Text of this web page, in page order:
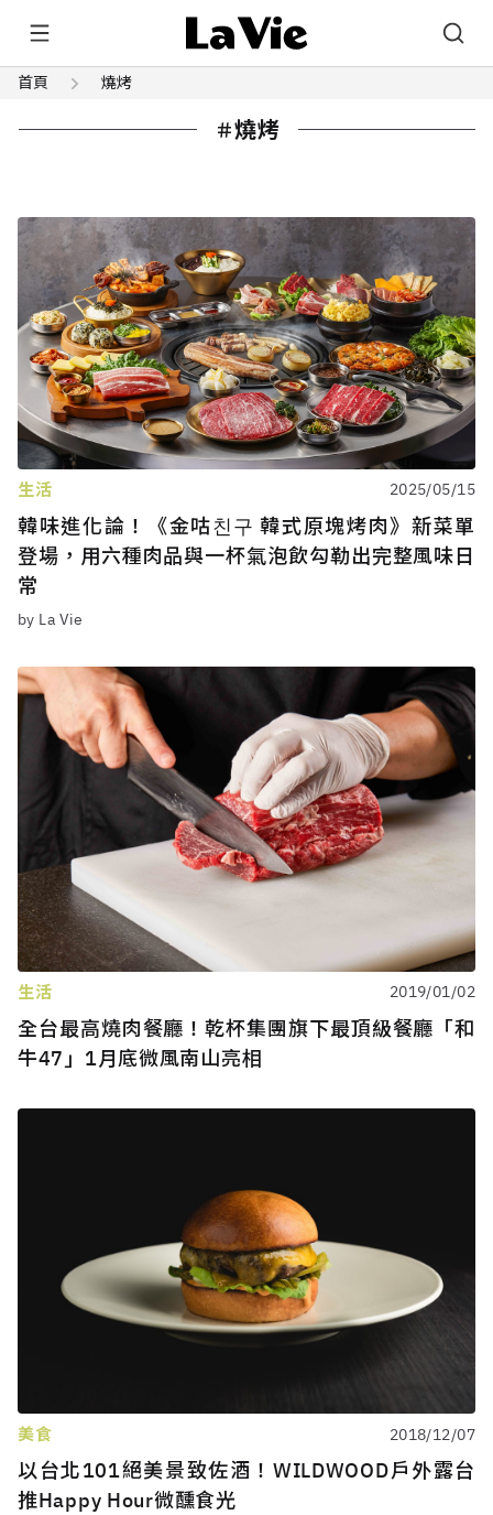
首頁 燒烤
燒烤
生活 2025/05/15
韓味進化論！《金咕친구 韓式原塊烤肉》新菜單
登場，用六種肉品與一杯氣泡飲勾勒出完整風味日
常
by La Vie
生活 2019/01/02
全台最高燒肉餐廳！乾杯集團旗下最頂級餐廳「和
牛47」1月底微風南山亮相
美食 2018/12/07
以台北101絕美景致佐酒！WILDWOOD戶外露台
推Happy Hour微醺食光